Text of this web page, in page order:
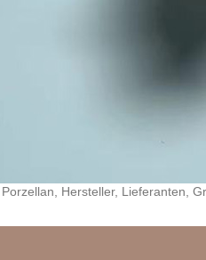
Hersteller, Lieferanten,